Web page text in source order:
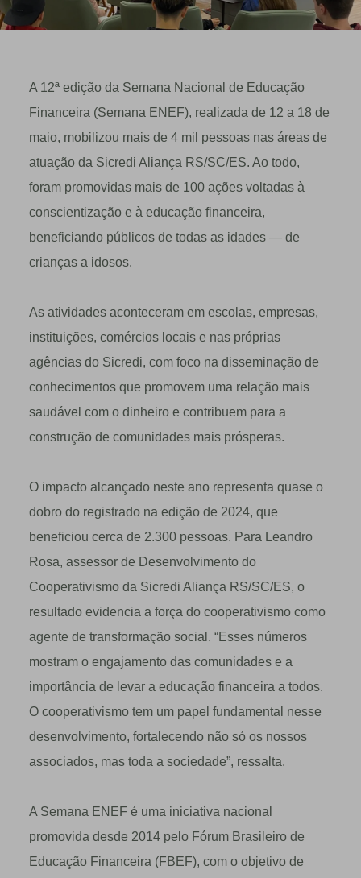
A 12ª edição da Semana Nacional de Educação
Financeira (Semana ENEF), realizada de 12 a 18 de
maio, mobilizou mais de 4 mil pessoas nas áreas de
atuação da Sicredi Aliança RS/SC/ES. Ao todo,
foram promovidas mais de 100 ações voltadas à
conscientização e à educação financeira,
beneficiando públicos de todas as idades — de
crianças a idosos.
As atividades aconteceram em escolas, empresas,
instituições, comércios locais e nas próprias
agências do Sicredi, com foco na disseminação de
conhecimentos que promovem uma relação mais
saudável com o dinheiro e contribuem para a
construção de comunidades mais prósperas.
O impacto alcançado neste ano representa quase o
dobro do registrado na edição de 2024, que
beneficiou cerca de 2.300 pessoas. Para Leandro
Rosa, assessor de Desenvolvimento do
Cooperativismo da Sicredi Aliança RS/SC/ES, o
resultado evidencia a força do cooperativismo como
agente de transformação social. “Esses números
mostram o engajamento das comunidades e a
importância de levar a educação financeira a todos.
O cooperativismo tem um papel fundamental nesse
desenvolvimento, fortalecendo não só os nossos
associados, mas toda a sociedade”, ressalta.
A Semana ENEF é uma iniciativa nacional
promovida desde 2014 pelo Fórum Brasileiro de
Educação Financeira (FBEF), com o objetivo de